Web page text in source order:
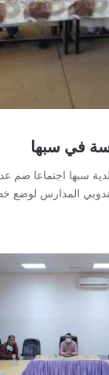
في سبها
سبها اجتماعا ضم
المدارس لوضع